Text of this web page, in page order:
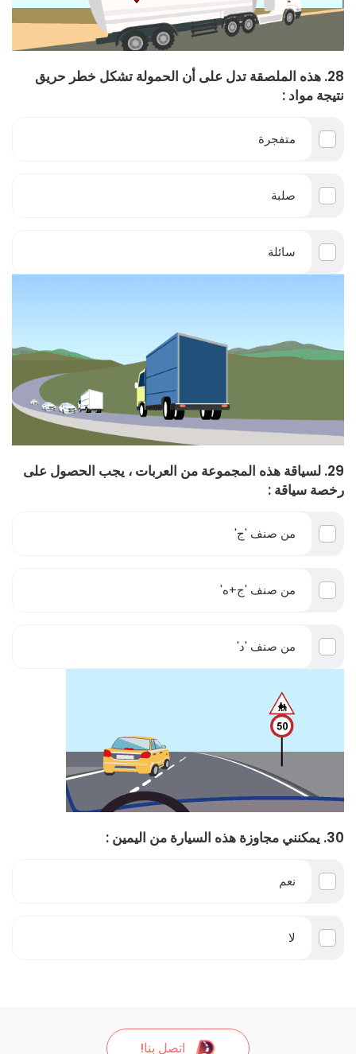
28. هذه الملصقة تدل على أن الحمولة تشكل خطر حريق
نتيجة مواد :
متفجرة
صلبة
سائلة
29. لسياقة هذه المجموعة من العربات ، يجب الحصول على
رخصة سياقة :
من صنف 'ج'
من صنف 'ج+ه'
من صنف 'د'
30. يمكنني مجاوزة هذه السيارة من اليمين :
نعم
لا
اتصل بنا!